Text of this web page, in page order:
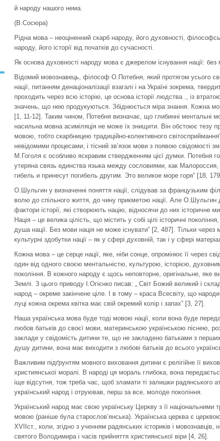
й народу нашого нема.
(В.Сосюра)
Рідна мова – неоціненний скарб народу, його духовності,
народу, його історії від початків до сучасності.
Як основа духовності народу мова є джерелом існування нації: без
Відомий мовознавець, філософ О.Потебня, який протягом усього
нації, питанням денаціоналізації взагалі і на Україні зокрема,
проходить через всю історію, це основа історії людства ., із
значень, що нею продукуються. Збіднюється міра знання. Кожна
[1, 11-12]. Таким чином, Потебня визначає, що глибинні ментальні
насильна мовна асиміляція не може їх знищити. Він обстоює тезу
мовою, тобто скарбницею традиційно-колективного
невідомими процесами, і тісний зв’язок мови з появою свідомості
М.Гоголя є особливо яскравим ствердженням цієї думки. Потебня
утеряна связь единства языка между сословиями, как
гибель и принесут погибель другим. Это великое море горя” [18,
О.Шульгин у визначенні поняття нації, слідував за французьким
волю до спільного життя, до чину прикметою нації. Але О.Шульгин
фактори історії, які створюють націю, відносячи до них історичне
Нація – це велика цілість, що містить у собі цілі історичні
душа нації. Без мови нація не може існувати” [2, 487]. Тільки через
культурні здобутки нації – як у сфері духовній, так і у сфері
Кожна мова – це серце нації, яке, ніби сонце, опромінює її через
один від одного своєю ментальністю, культурою, історією,
покоління. В кожного народу є щось неповторне, оригінальне, яке
Землі. З цього приводу І.Огієнко писав: „ Світ Божий великий і
народ – окреме закінчене ціле. І в тому – краса Всесвіту, що
луці кожна окрема квітка має свій окремий колір і запах” [3, 27].
Наша українська мова буде тоді мовою нації, коли вона буде
любов батьків до своєї мови, материнською українською піснею,
закладе у свідомість дитини те, що не закладено батьками з
душу дитини, вона має виходити з любові батьків до всього
Важливим підґрунтям мовного виховання дитини є релігійне її
християнської моралі. В народі ця мораль глибока, вона
іще відсутня, тож треба час, щоб зламати ті залишки радянського
український народ і отруював, перш за все, молоде покоління.
Український народ має свою українську Церкву з її
мовою (раніше була старослов’янська). Українська церква є
XVIIст., коли, згідно з ученням радянських істориків і мовознавців,
святого Володимира і часів прийняття християнської віри [4, 26].